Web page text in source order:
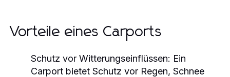
Vorteile eines Carports
Schutz vor Witterungseinflüssen: Ein
Carport bietet Schutz vor Regen, Schnee